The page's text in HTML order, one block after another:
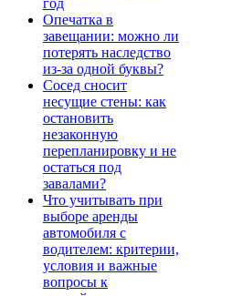
год
Опечатка в
завещании: можно ли
потерять наследство
из-за одной буквы?
Сосед сносит
несущие стены: как
остановить
незаконную
перепланировку и не
остаться под
завалами?
Что учитывать при
выборе аренды
автомобиля с
водителем: критерии,
условия и важные
вопросы к